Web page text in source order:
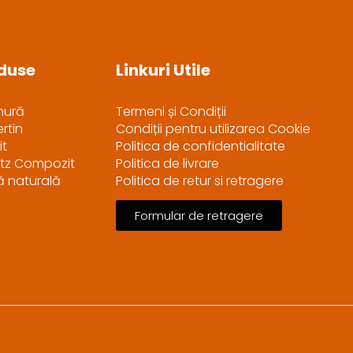
Compozit
naturală
Linkuri Utile
Termeni și Condiții
Condiții pentru utilizarea Cookie
Politica de confidentialitate
Politica de livrare
Politica de retur si retragere
Formular de retragere